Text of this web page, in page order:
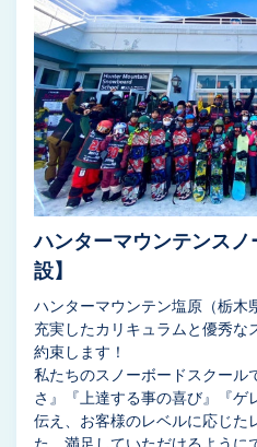
ハンターマウンテンス
設】
ハンターマウンテン塩原（栃木
充実したカリキュラムと優秀な
約束します！
私たちのスノーボードスクール
さ』『上達する事の喜び』『ゲ
伝え、お客様のレベルに応じた